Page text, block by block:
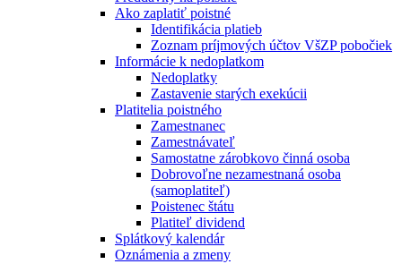
Ako zaplatiť poistné
Identifikácia platieb
Zoznam príjmových účtov VšZP pobočiek
Informácie k nedoplatkom
Nedoplatky
Zastavenie starých exekúcii
Platitelia poistného
Zamestnanec
Zamestnávateľ
Samostatne zárobkovo činná osoba
Dobrovoľne nezamestnaná osoba
(samoplatiteľ)
Poistenec štátu
Platiteľ dividend
Splátkový kalendár
Oznámenia a zmeny